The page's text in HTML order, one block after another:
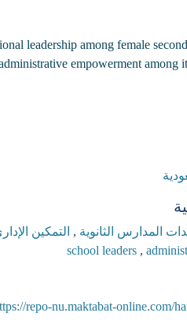
leadership among female
empowerment among
المدارس الثانوية , التمكين
school leaders ,
repo-nu.maktabat-online.com/